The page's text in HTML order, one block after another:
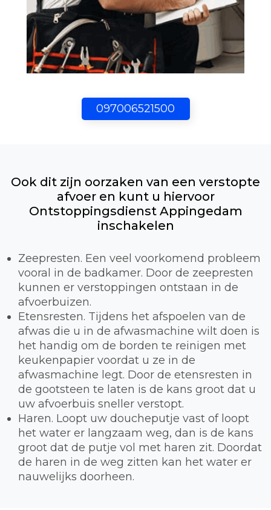
097006521500
Ook dit zijn oorzaken van een verstopte
afvoer en kunt u hiervoor
Ontstoppingsdienst Appingedam
inschakelen
Zeepresten. Een veel voorkomend probleem
vooral in de badkamer. Door de zeepresten
kunnen er verstoppingen ontstaan in de
afvoerbuizen.
Etensresten. Tijdens het afspoelen van de
afwas die u in de afwasmachine wilt doen is
het handig om de borden te reinigen met
keukenpapier voordat u ze in de
afwasmachine legt. Door de etensresten in
de gootsteen te laten is de kans groot dat u
uw afvoerbuis sneller verstopt.
Haren. Loopt uw doucheputje vast of loopt
het water er langzaam weg, dan is de kans
groot dat de putje vol met haren zit. Doordat
de haren in de weg zitten kan het water er
nauwelijks doorheen.